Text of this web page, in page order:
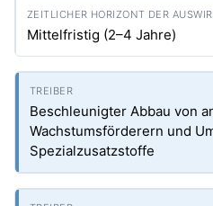
Mittelfristig (2–4 Jahre)
Beschleunigter Abbau von
Wachstumsförderern und
Spezialzusatzstoffe